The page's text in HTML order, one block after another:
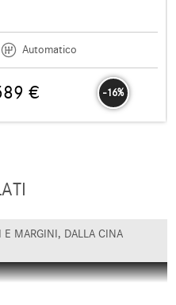
Automatico
-16%
€
E MARGINI, DALLA CINA